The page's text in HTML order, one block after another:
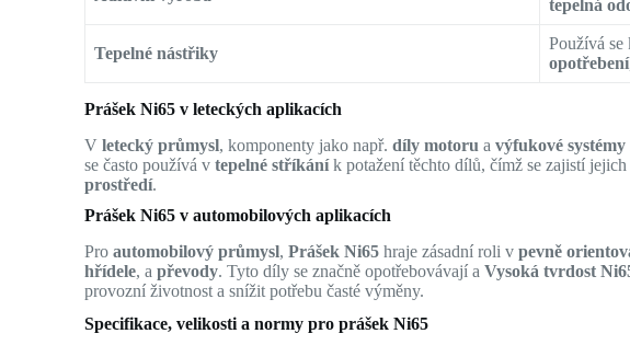
tepelná
Tepelné nástřiky
Používá
opotřebení
Prášek Ni65 v leteckých aplikacích
Vletecký průmysl, komponenty jako např.díly motoru avýfukové systémy
se často používá vtepelné stříkáník potažení těchto dílů, čímž se zajistí
prostředí.
Prášek Ni65 v automobilových aplikacích
Proautomobilový průmysl,Prášek Ni65 hraje zásadní roli vpevně
hřídele, apřevody. Tyto díly se značně opotřebovávají aVysoká tvrdost
provozní životnost a snížit potřebu časté výměny.
Specifikace, velikosti a normy pro prášek Ni65